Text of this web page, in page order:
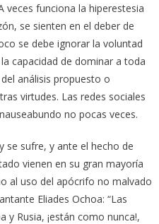
veces funciona la hiperestesia
se sienten en el deber de
se debe ignorar la voluntad
capacidad de dominar a toda
análisis propuesto o
virtudes. Las redes sociales
no pocas veces.
se sufre, y ante el hecho de
vienen en su gran mayoría
al uso del apócrifo no malvado
Eliades Ochoa: “Las
y Rusia, ¡están como nunca!,